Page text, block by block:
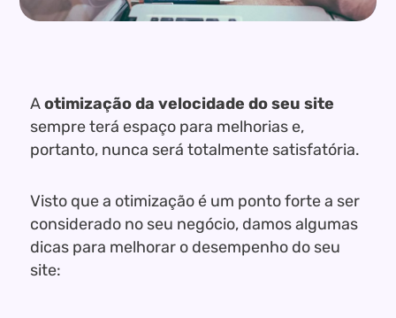
Aotimização da velocidade do seu site
sempre terá espaço para melhorias e,
portanto, nunca será totalmente satisfatória.
Visto que a otimização é um ponto forte a ser
considerado no seu negócio, damos algumas
dicas para melhorar o desempenho do seu
site: